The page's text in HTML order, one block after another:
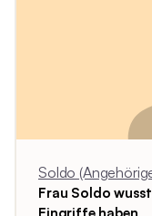
Soldo
Frau Soldo